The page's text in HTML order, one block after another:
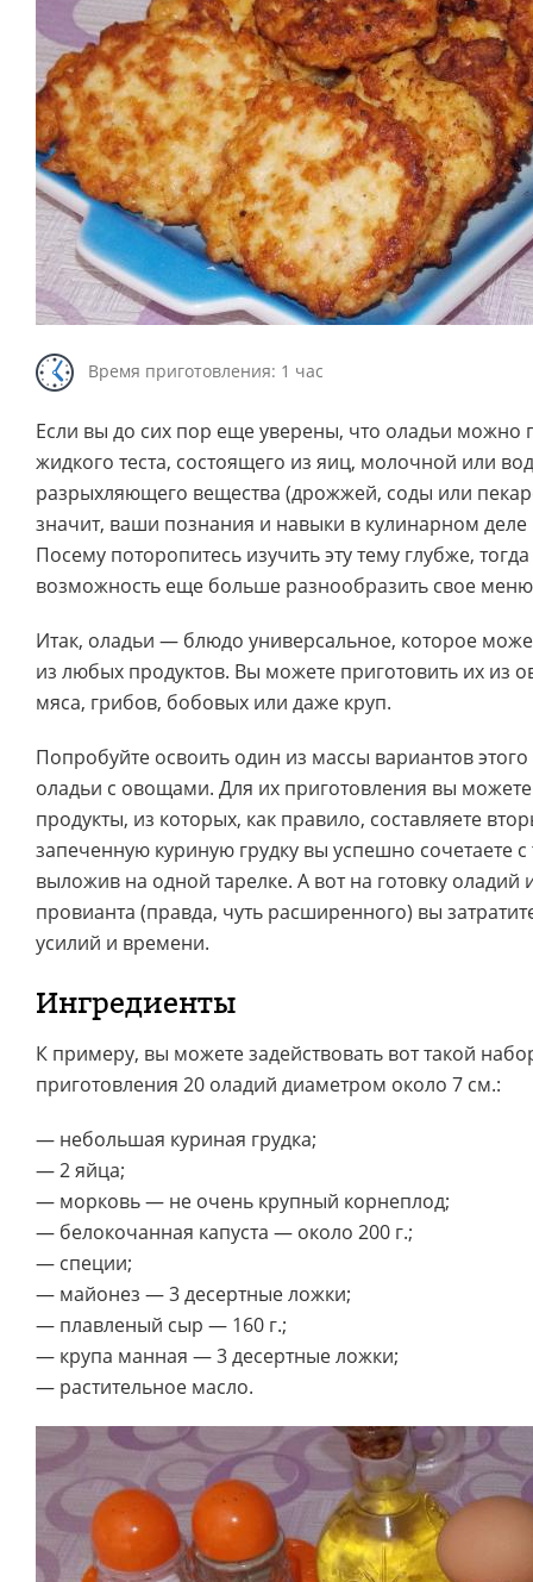
Время приготовления: 1 час
Если вы до сих пор еще уверены, что оладьи можно
жидкого теста, состоящего из яиц, молочной или
разрыхляющего вещества (дрожжей, соды или
значит, ваши познания и навыки в кулинарном деле
Посему поторопитесь изучить эту тему глубже, тогда
возможность еще больше разнообразить свое
Итак, оладьи — блюдо универсальное, которое
из любых продуктов. Вы можете приготовить их из
мяса, грибов, бобовых или даже круп.
Попробуйте освоить один из массы вариантов
оладьи с овощами. Для их приготовления вы можете
продукты, из которых, как правило, составляете
запеченную куриную грудку вы успешно
выложив на одной тарелке. А вот на готовку оладий
провианта (правда, чуть расширенного) вы
усилий и времени.
Ингредиенты
К примеру, вы можете задействовать вот такой
приготовления 20 оладий диаметром около 7 см.:
— небольшая куриная грудка;
— 2 яйца;
— морковь — не очень крупный корнеплод;
— белокочанная капуста — около 200 г.;
— специи;
— майонез — 3 десертные ложки;
— плавленый сыр — 160 г.;
— крупа манная — 3 десертные ложки;
— растительное масло.